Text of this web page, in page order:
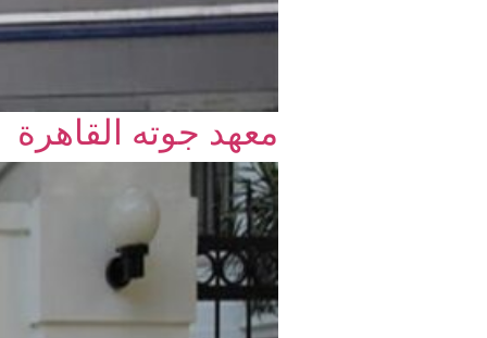
معهد جوته القاهرة